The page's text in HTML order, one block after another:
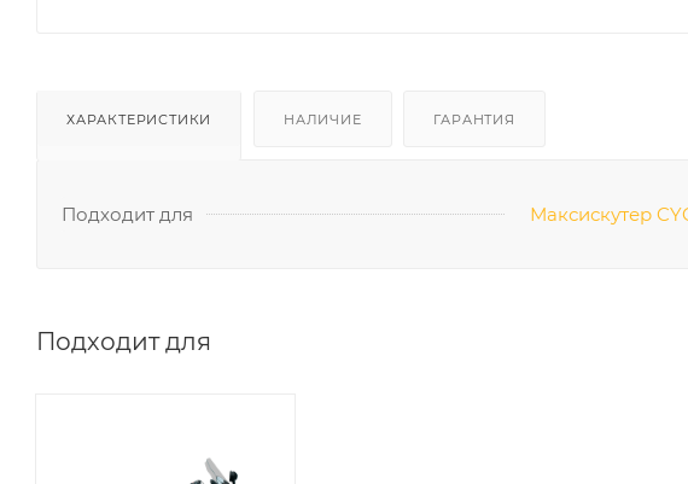
ХАРАКТЕРИСТИКИ НАЛИЧИЕ ГАРАНТИЯ
Подходит для Максискутер
Подходит для